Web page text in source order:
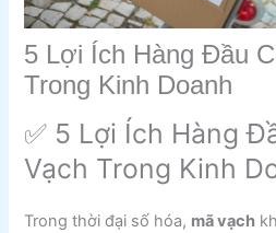
5 Lợi Ích Hàng Đầu
Trong Kinh Doanh
✅ 5 Lợi Ích Hàng
Vạch Trong Kinh
Trong thời đại số hóa, mã vạch